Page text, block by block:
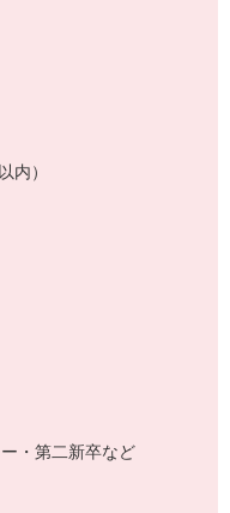
内）
・第二新卒など